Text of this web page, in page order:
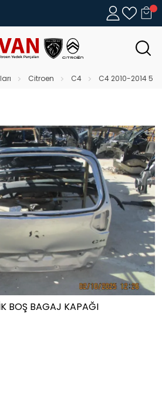
Citroen C4 C4 2010-2014 5
BOŞ BAGAJ KAPAĞI